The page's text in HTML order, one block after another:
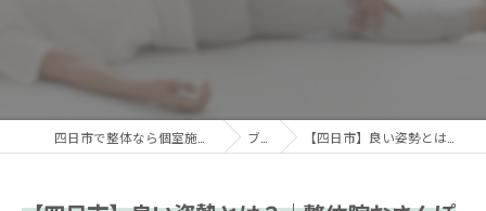
ブログ 【四日市】良い姿勢とは？｜整体院おさんぽ